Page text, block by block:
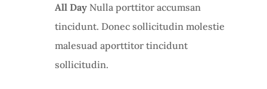
All DayNulla porttitor accumsan
tincidunt. Donec sollicitudin molestie
malesuad aporttitor tincidunt
sollicitudin.